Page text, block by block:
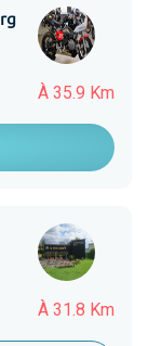
À 35.9 Km
À 31.8 Km